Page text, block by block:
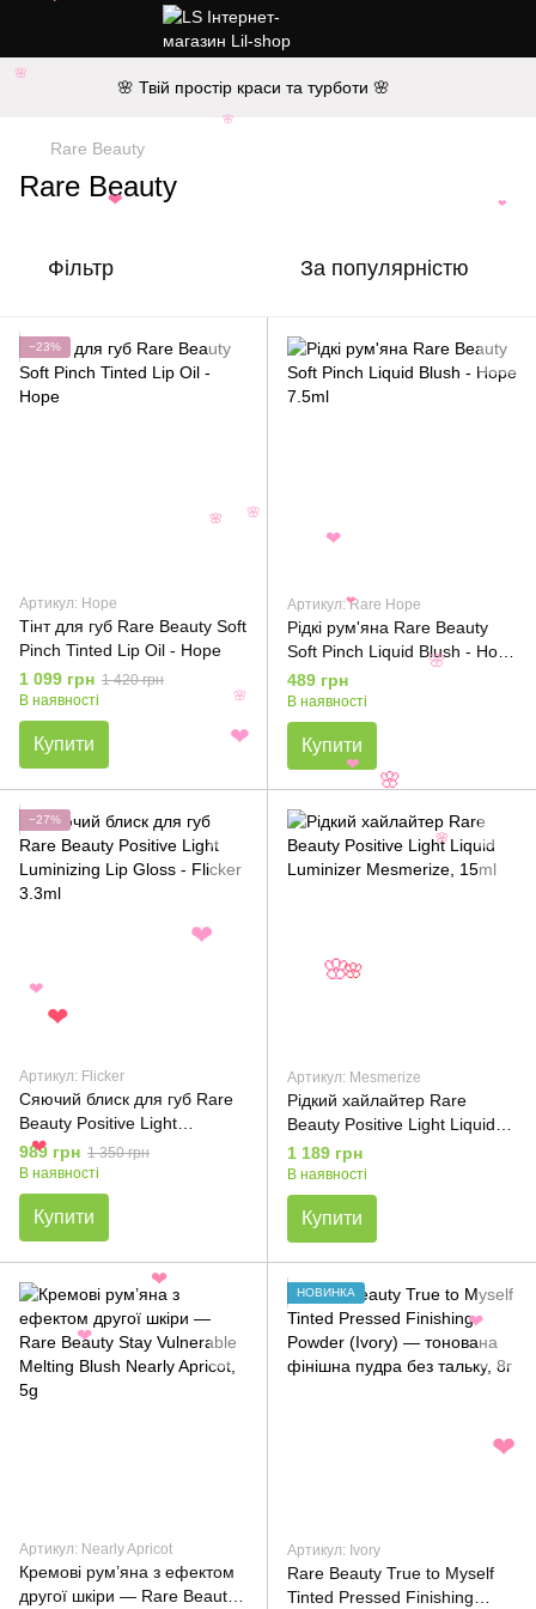
🌸 Твій простір краси та турботи 🌸
Rare Beauty
Rare Beauty
Фільтр За популярністю
−23%
Артикул: Hope
Тінт для губ Rare Beauty Soft
Pinch Tinted Lip Oil - Hope
1 099 грн 1 420 грн
В наявності
Купити
Артикул: Rare Hope
Рідкі рум'яна Rare Beauty
Soft Pinch Liquid Blush - Hope
7.5ml
489 грн
В наявності
Купити
−27%
Артикул: Flicker
Сяючий блиск для губ Rare
Beauty Positive Light
Luminizing Lip Gloss - Flicker
3.3ml
989 грн 1 350 грн
В наявності
Купити
Артикул: Mesmerize
Рідкий хайлайтер Rare
Beauty Positive Light Liquid
Luminizer Mesmerize, 15ml
1 189 грн
В наявності
Купити
Артикул: Nearly Apricot
Кремові рум’яна з ефектом
другої шкіри — Rare Beauty
НОВИНКА
Артикул: Ivory
Rare Beauty True to Myself
Tinted Pressed Finishing
🌸
🌸
❤
❤
❤
🌸
🌸
❤
🌸
🌸
❤
❤
❤
❤
🌸
❤
❤
❤
❤
❤
🌸
🌸
❤
🌸